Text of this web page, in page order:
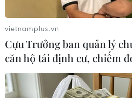
(Ảnh: TTXVN)
vietnamplus.vn
Cựu Trưởng ban quản lý
căn hộ tái định cư, chiếm